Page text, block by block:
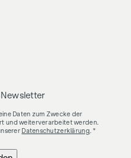
Daten zum Zwecke der
und weiterverarbeitet werden.
Datenschutzerklärung . *